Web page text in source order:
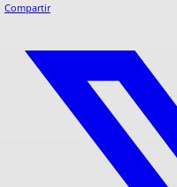
Compartir